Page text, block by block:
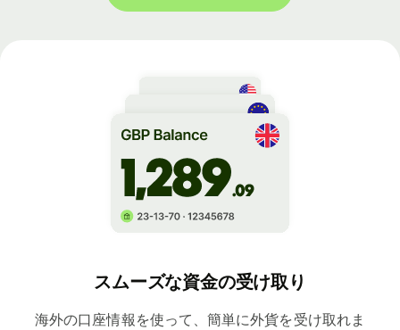
スムーズな資金の受け取り
海外の口座情報を使って、簡単に外貨を受け取れま